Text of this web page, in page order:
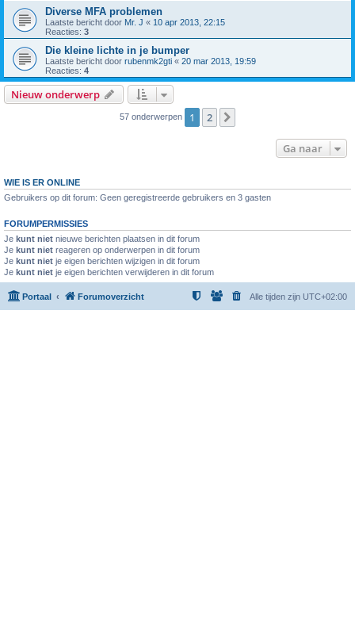
Diverse MFA problemen
Laatste bericht door Mr. J « 10 apr 2013, 22:15
Reacties: 3
Die kleine lichte in je bumper
Laatste bericht door rubenmk2gti « 20 mar 2013, 19:59
Reacties: 4
Nieuw onderwerp
57 onderwerpen 1 2
Ga naar
WIE IS ER ONLINE
Gebruikers op dit forum: Geen geregistreerde gebruikers en 3 gasten
FORUMPERMISSIES
Je kunt niet nieuwe berichten plaatsen in dit forum
Je kunt niet reageren op onderwerpen in dit forum
Je kunt niet je eigen berichten wijzigen in dit forum
Je kunt niet je eigen berichten verwijderen in dit forum
Portaal Forumoverzicht Alle tijden zijn UTC+02:00